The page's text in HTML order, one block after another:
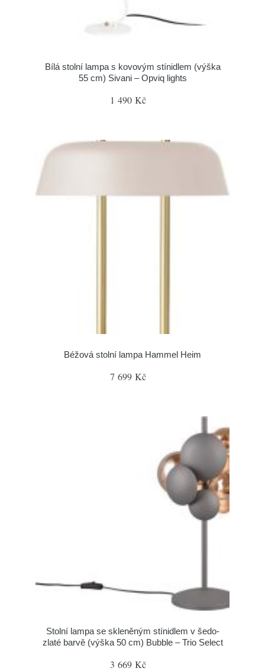
Bílá stolní lampa s kovovým stínidlem (výška
55 cm) Sivani – Opviq lights
1 490 Kč
Béžová stolní lampa Hammel Heim
7 699 Kč
Stolní lampa se skleněným stínidlem v šedo-
zlaté barvě (výška 50 cm) Bubble – Trio Select
3 669 Kč